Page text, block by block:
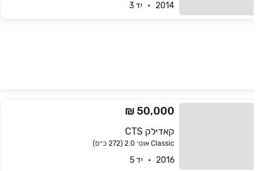
2014   •   יד 3
קאדילק CTS
Classic אוט׳ 2.0 (272 כ״ס)
2016   •   יד 5
50,000 ₪